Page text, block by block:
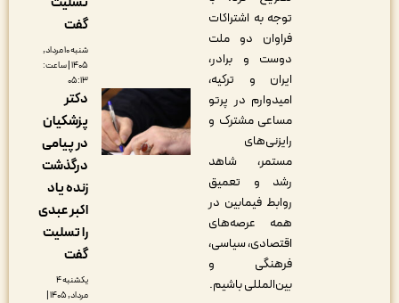
توجه به اشتراکات
فراوان دو ملت
دوست و برادر،
ایران و ترکیه،
امیدوارم در پرتو
مساعی مشترک و
رایزنی‌های
مستمر، شاهد
رشد و تعمیق
روابط فیمابین در
همه عرصه‌های
اقتصادی، سیاسی،
فرهنگی و
بین‌المللی باشیم.
شنبه ۱۰ مرداد,
۱۴۰۵ | ساعت:
دکتر
پزشکیان
در پیامی
درگذشت
زنده یاد
اکبر عبدی
را تسلیت
مرداد, ۱۴۰۵ |